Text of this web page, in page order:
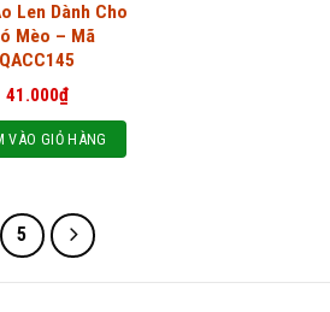
Len Dành Cho
Mèo – Mã
QACC145
41.000₫
VÀO GIỎ HÀNG
5